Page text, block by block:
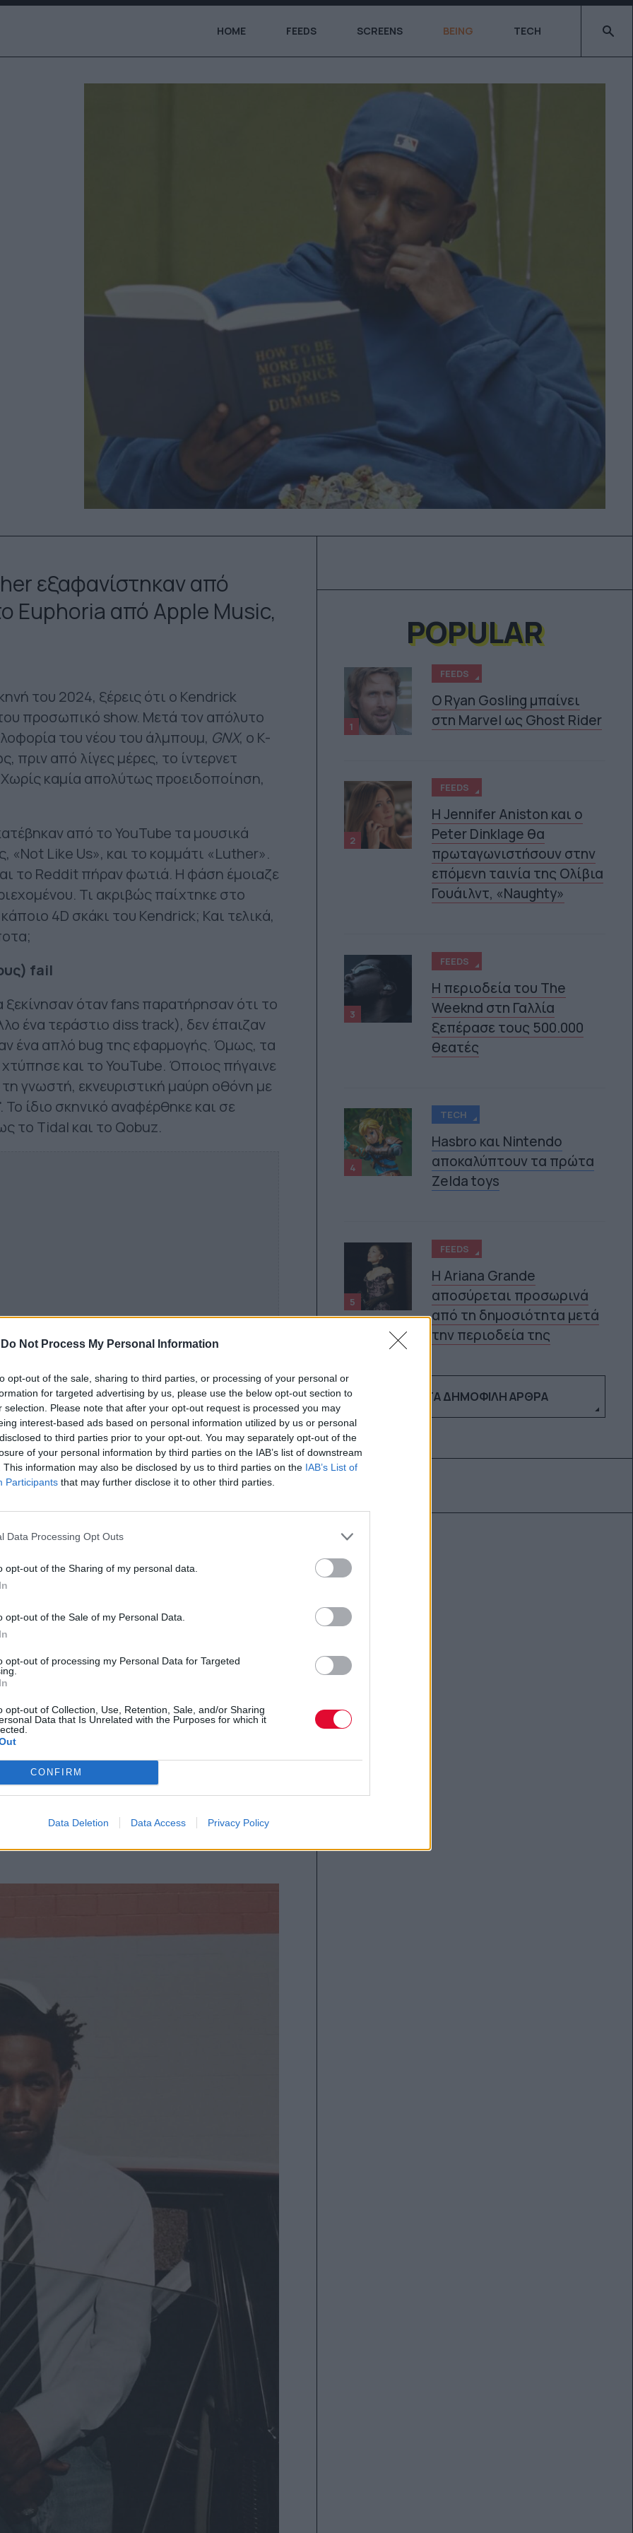
Do Not Process My Personal Information
opt-out of the sale, sharing to third parties, or processing of your personal or
for targeted advertising by us, please use the below opt-out section to
selection. Please note that after your opt-out request is processed you may
interest-based ads based on personal information utilized by us or personal
to third parties prior to your opt-out. You may separately opt-out of the
of your personal information by third parties on the IAB’s list of downstream
This information may also be disclosed by us to third parties on the IAB’s List of
Participants that may further disclose it to other third parties.
Data Processing Opt Outs
opt-out of the Sharing of my personal data.
opt-out of the Sale of my Personal Data.
opt-out of processing my Personal Data for Targeted
opt-out of Collection, Use, Retention, Sale, and/or Sharing
Data that Is Unrelated with the Purposes for which it
CONFIRM
Data Deletion Data Access Privacy Policy
HOME FEEDS SCREENS BEING TECH Type
εξαφανίστηκαν από
Euphoria από Apple Music,
του 2024, ξέρεις ότι ο Kendrick
προσωπικό show. Μετά τον απόλυτο
του νέου του άλμπουμ, GNX, ο K-
από λίγες μέρες, το ίντερνετ
καμία απολύτως προειδοποίηση,
από το YouTube τα μουσικά
«Not Like Us», και το κομμάτι «Luther».
το Reddit πήραν φωτιά. Η φάση έμοιαζε
Τι ακριβώς παίχτηκε στο
4D σκάκι του Kendrick; Και τελικά,
fail
όταν fans παρατήρησαν ότι το
ένα τεράστιο diss track), δεν έπαιζαν
ένα απλό bug της εφαρμογής. Όμως, τα
και το YouTube. Όποιος πήγαινε
γνωστή, εκνευριστική μαύρη οθόνη με
Το ίδιο σκηνικό αναφέρθηκε και σε
το Tidal και το Qobuz.
το comeback, αλλά με πολύ... δράμα και
αλλά εμφανίστηκε σαν
δουλεύει το YouTube, αυτό σημαίνει
ανήκουστο για ένα βίντεο τέτοιου
κατέβηκε πάλι, και ως δια μαγείας,
στατιστικά άθικτα. Την ίδια ώρα, το
Music. Το ερώτημα που έμεινε να
POPULAR
1
FEEDS
Ο Ryan Gosling μπαίνει
στη Marvel ως Ghost Rider
2
FEEDS
Η Jennifer Aniston και ο
Peter Dinklage θα
πρωταγωνιστήσουν στην
επόμενη ταινία της Ολίβια
Γουάιλντ, «Naughty»
3
FEEDS
Η περιοδεία του The
Weeknd στη Γαλλία
ξεπέρασε τους 500.000
θεατές
4
TECH
Hasbro και Nintendo
αποκαλύπτουν τα πρώτα
Zelda toys
5
FEEDS
Η Ariana Grande
αποσύρεται προσωρινά
από τη δημοσιότητα μετά
την περιοδεία της
ΔΕΣ ΤΑ ΔΗΜΟΦΙΛΉ ΆΡΘΡΑ